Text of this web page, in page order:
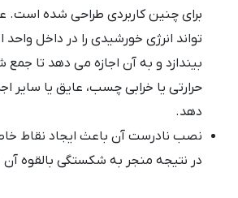
برای چنین کاربردی طراحی شده
تواند انرژی خورشیدی را در داخل واحد
بیندازد و به آن اجازه می دهد تا
حرارتی یا خرابی چسب، عایق یا سایر
دهد.
نصب نادرست آن باعث ایجاد نقاط
در نتیجه منجر به شکستگی بالقوه